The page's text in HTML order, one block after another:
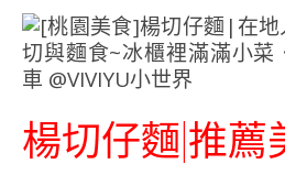
楊切仔麵|推薦